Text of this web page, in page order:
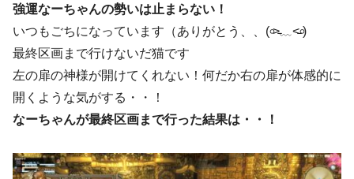
強運なーちゃんの勢いは止まらない！
いつもごちになっています（ありがとう、、(৹˃̵﹏˂̵৹)
最終区画まで行けないだ猫です
左の扉の神様が開けてくれない！何だか右の扉が体感的に
開くような気がする・・！
なーちゃんが最終区画まで行った結果は・・！